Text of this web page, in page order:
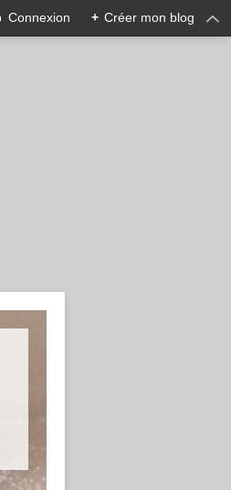
Connexion + Créer mon blog